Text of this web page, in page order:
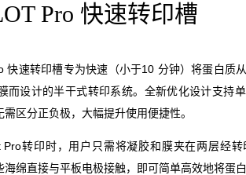
Pro 快速转印槽